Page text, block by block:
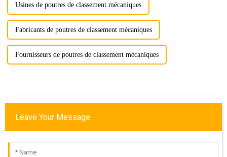
Usines de poutres de classement mécaniques
Fabricants de poutres de classement mécaniques
Fournisseurs de poutres de classement mécaniques
Leave Your Message